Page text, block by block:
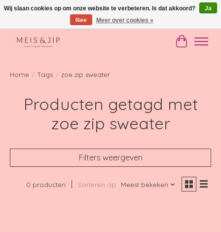
Gratis verzending in NL vanaf €150
Home / Tags / zoe zip sweater
Producten getagd met
zoe zip sweater
Filters weergeven
0 producten Sorteren op Meest bekeken
Wij slaan cookies op om onze website te verbeteren. Is dat akkoord?
Ja
Nee
Meer over cookies »